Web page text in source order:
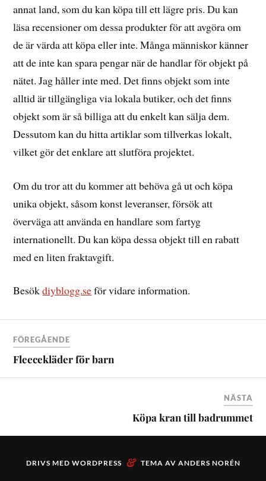
annat land, som du kan köpa till ett lägre pris. Du kan
läsa recensioner om dessa produkter för att avgöra om
de är värda att köpa eller inte. Många människor känner
att de inte kan spara pengar när de handlar för objekt på
nätet. Jag håller inte med. Det finns objekt som inte
alltid är tillgängliga via lokala butiker, och det finns
objekt som är så billiga att du enkelt kan sälja dem.
Dessutom kan du hitta artiklar som tillverkas lokalt,
vilket gör det enklare att slutföra projektet.
Om du tror att du kommer att behöva gå ut och köpa
unika objekt, såsom konst leveranser, försök att
överväga att använda en handlare som fartyg
internationellt. Du kan köpa dessa objekt till en rabatt
med en liten fraktavgift.
Besökdiyblogg.seför vidare information.
FÖREGÅENDE
Fleecekläder för barn
NÄSTA
Köpa kran till badrummet
DRIVS MED WORDPRESS & TEMA AV ANDERS NORÉN